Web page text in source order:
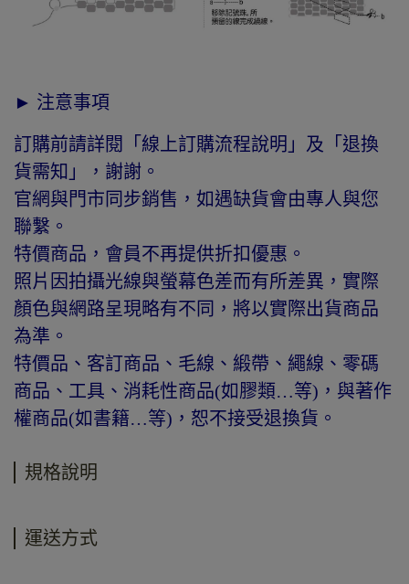
► 注意事項
訂購前請詳閱「線上訂購流程說明」及「退換
貨需知」，謝謝。
官網與門市同步銷售，如遇缺貨會由專人與您
聯繫。
特價商品，會員不再提供折扣優惠。
照片因拍攝光線與螢幕色差而有所差異，實際
顏色與網路呈現略有不同，將以實際出貨商品
為準。
特價品、客訂商品、毛線、緞帶、繩線、零碼
商品、工具、消耗性商品(如膠類…等)，與著作
權商品(如書籍…等)，恕不接受退換貨。
規格說明
運送方式